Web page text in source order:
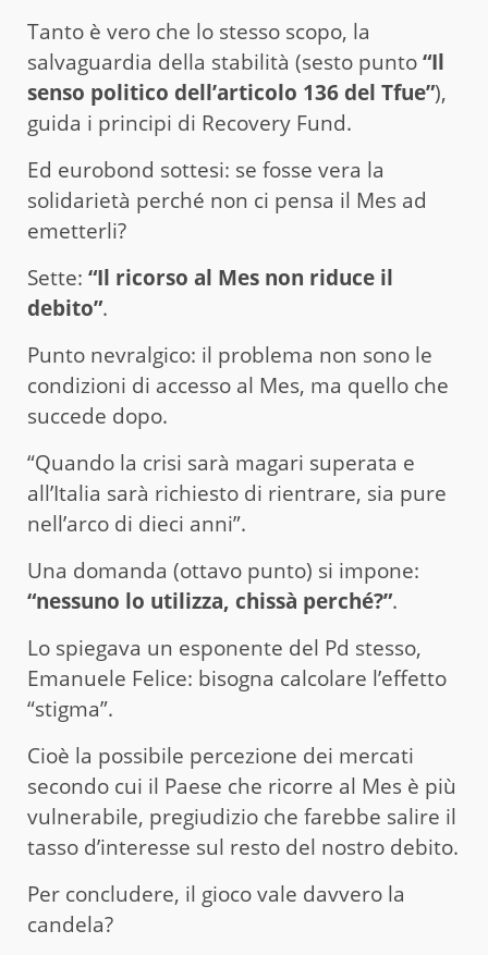
Tanto è vero che lo stesso scopo, la
salvaguardia della stabilità (sesto punto“Il
senso politico dell’articolo 136 del Tfue”),
guida i principi di Recovery Fund.
Ed eurobond sottesi: se fosse vera la
solidarietà perché non ci pensa il Mes ad
emetterli?
Sette: “Il ricorso al Mes non riduce il
debito”.
Punto nevralgico: il problema non sono le
condizioni di accesso al Mes, ma quello che
succede dopo.
“Quando la crisi sarà magari superata e
all’Italia sarà richiesto di rientrare, sia pure
nell’arco di dieci anni”.
Una domanda (ottavo punto) si impone:
“nessuno lo utilizza, chissà perché?”.
Lo spiegava un esponente del Pd stesso,
Emanuele Felice: bisogna calcolare l’effetto
“stigma”.
Cioè la possibile percezione dei mercati
secondo cui il Paese che ricorre al Mes è più
vulnerabile, pregiudizio che farebbe salire il
tasso d’interesse sul resto del nostro debito.
Per concludere, il gioco vale davvero la
candela?